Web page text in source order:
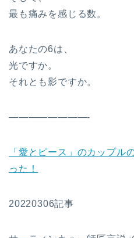
最も痛みを感じる数。
あなたの6は、
光ですか。
それとも影ですか。
————————-
「愛とピース」のカップル
った！
20220306記事